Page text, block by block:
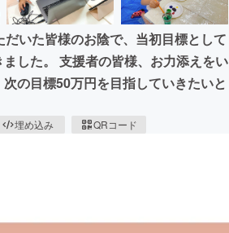
いた皆様のお陰で、当初目標として
した。 支援者の皆様、お力添えをい
の目標50万円を目指していきたいと
埋め込み QRコード